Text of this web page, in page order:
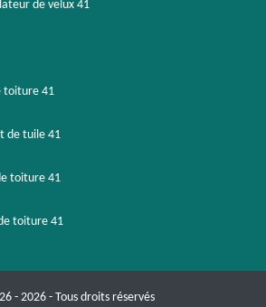
de velux 41
toiture 41
de tuile 41
toiture 41
toiture 41
- 2026 - Tous droits réservés